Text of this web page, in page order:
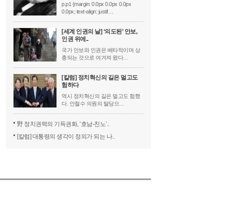
p.p1 {margin: 0.0px 0.0px 0.0px
0.0px; text-align: justif…
[세계 인권의 날] ‘의도된’ 안보,
인권 위에..
국가 안보와 인권은 배타적이며 상
충되는 것으로 여겨져 왔다…
[칼럼] 정치혁신의 길은 멀고도
험하다
역시 정치혁신의 길은 멀고도 험했
다. 안철수 의원의 탈당으…
野 정치권력의 기득권화, ‘호남-친노’..
[칼럼] 대통령의 생각이 정의가 되는 나..